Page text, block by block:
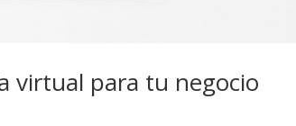
virtual para tu negocio